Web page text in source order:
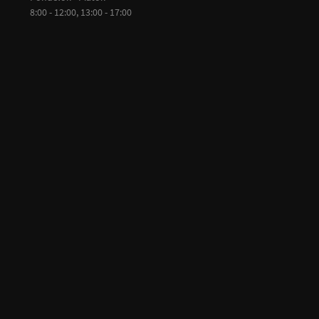
8:00 - 12:00, 13:00 - 17:00